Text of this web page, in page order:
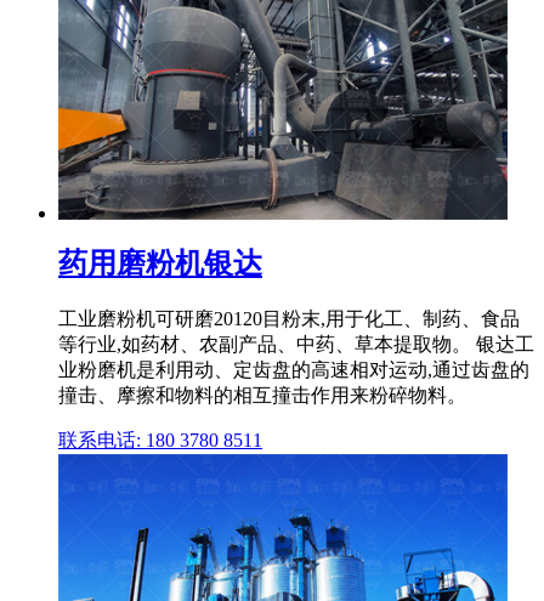
药用磨粉机银达
工业磨粉机可研磨20120目粉末,用于化工、制药、食品
等行业,如药材、农副产品、中药、草本提取物。 银达工
业粉磨机是利用动、定齿盘的高速相对运动,通过齿盘的
撞击、摩擦和物料的相互撞击作用来粉碎物料。
联系电话: 180 3780 8511